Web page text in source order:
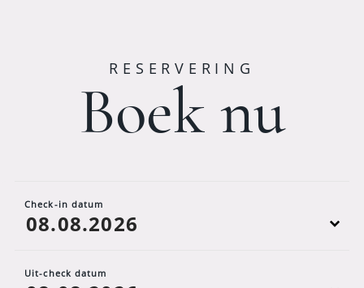
RESERVERING
Boek nu
Check-in datum
Uit-check datum